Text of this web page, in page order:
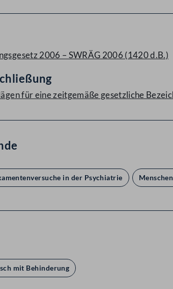
2006 – SWRÄG 2006 (1420 d.B.)
für eine zeitgemäße gesetzliche
in der Psychiatrie
mit Behinderung